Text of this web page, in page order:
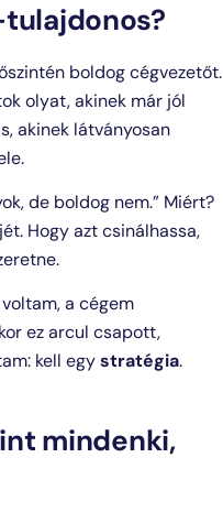
boldog cégvezetőt.
olyat, akinek már jól
akinek látványosan
de boldog nem.” Miért?
Hogy azt csinálhassa,
a cégem
ez arcul csapott,
kell egystratégia.
mindenki,